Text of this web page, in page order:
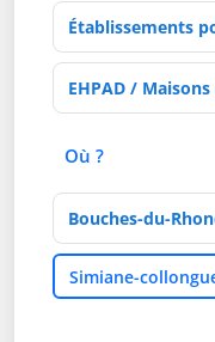
Type
Activités de soins
Où ?
Département
VilleSimiane-